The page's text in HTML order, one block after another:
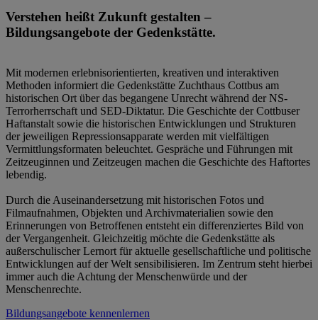
Verstehen heißt Zukunft gestalten –
Bildungsangebote der Gedenkstätte.
Mit modernen erlebnisorientierten, kreativen und interaktiven
Methoden informiert die Gedenkstätte Zuchthaus Cottbus am
historischen Ort über das begangene Unrecht während der NS-
Terrorherrschaft und SED-Diktatur. Die Geschichte der Cottbuser
Haftanstalt sowie die historischen Entwicklungen und Strukturen
der jeweiligen Repressionsapparate werden mit vielfältigen
Vermittlungsformaten beleuchtet. Gespräche und Führungen mit
Zeitzeuginnen und Zeitzeugen machen die Geschichte des Haftortes
lebendig.
Durch die Auseinandersetzung mit historischen Fotos und
Filmaufnahmen, Objekten und Archivmaterialien sowie den
Erinnerungen von Betroffenen entsteht ein differenziertes Bild von
der Vergangenheit. Gleichzeitig möchte die Gedenkstätte als
außerschulischer Lernort für aktuelle gesellschaftliche und politische
Entwicklungen auf der Welt sensibilisieren. Im Zentrum steht hierbei
immer auch die Achtung der Menschenwürde und der
Menschenrechte.
Bildungsangebote kennenlernen